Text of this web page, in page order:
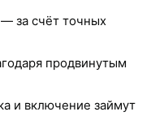
за счёт точных
продвинутым
и включение займут